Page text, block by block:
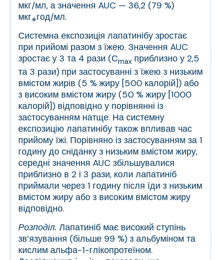
мкг/мл, а значення AUC — 36,2 (79 %)
мкг⁎год/мл.
Системна експозиція лапатинібу зростає
при прийомі разом з їжею. Значення AUC
зростає у 3 та 4 рази (Сmax приблизно у 2,5
та 3 рази) при застосуванні з їжею з низьким
вмістом жирів (5 % жиру [500 калорій]) або
з високим вмістом жиру (50 % жиру [1000
калорій]) відповідно у порівнянні із
застосуванням натще. На системну
експозицію лапатинібу також впливав час
прийому їжі. Порівняно із застосуванням за 1
годину до сніданку з низьким вмістом жиру,
середні значення AUC збільшувалися
приблизно в 2 і 3 рази, коли лапатиніб
приймали через 1 годину після їди з низьким
вмістом жиру або з високим вмістом жиру
відповідно.
Розподіл. Лапатиніб має високий ступінь
зв’язування (більше 99 %) з альбуміном та
кислим альфа-1-глікопротеїном.